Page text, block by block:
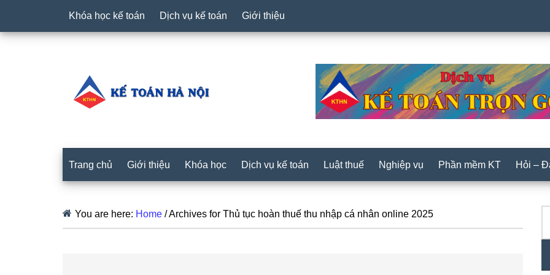
Khóa học kế toán Dịch vụ kế toán Giới thiệu
Trang chủ Giới thiệu Khóa học Dịch vụ kế toán Luật thuế Nghiệp vụ Phần mềm KT Hỏi –
You are here: Home /Archives for Thủ tục hoàn thuế thu nhập cá nhân online 2025